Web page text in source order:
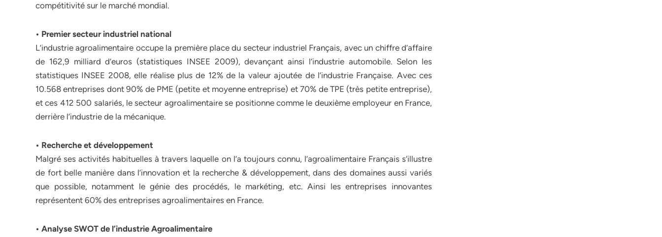
compétitivité sur le marché mondial.
• Premier secteur industriel national
L’industrie agroalimentaire occupe la première place du secteur industriel Français, avec un chiffre d’affaire
de 162,9 milliard d’euros (statistiques INSEE 2009), devançant ainsi l’industrie automobile. Selon les
statistiques INSEE 2008, elle réalise plus de 12% de la valeur ajoutée de l’industrie Française. Avec ces
10.568 entreprises dont 90% de PME (petite et moyenne entreprise) et 70% de TPE (très petite entreprise),
et ces 412 500 salariés, le secteur agroalimentaire se positionne comme le deuxième employeur en France,
derrière l’industrie de la mécanique.
• Recherche et développement
Malgré ses activités habituelles à travers laquelle on l’a toujours connu, l’agroalimentaire Français s’illustre
de fort belle manière dans l’innovation et la recherche & développement, dans des domaines aussi variés
que possible, notamment le génie des procédés, le markéting, etc. Ainsi les entreprises innovantes
représentent 60% des entreprises agroalimentaires en France.
• Analyse SWOT de l’industrie Agroalimentaire